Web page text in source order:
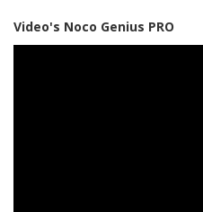
Video's Noco Genius PRO